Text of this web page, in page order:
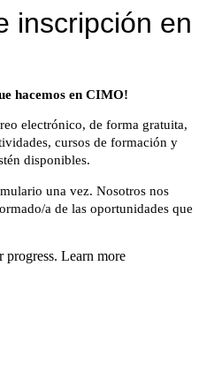
inscripción en
hacemos en CIMO!
electrónico, de forma gratuita,
cursos de formación y
disponibles.
una vez. Nosotros nos
a de las oportunidades que
progress. Learn more